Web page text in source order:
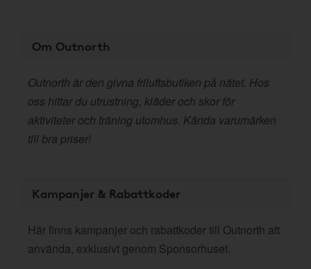
Om Outnorth
Outnorth är den givna friluftsbutiken på nätet. Hos
oss hittar du utrustning, kläder och skor för
aktiviteter och träning utomhus. Kända varumärken
till bra priser!
Kampanjer & Rabattkoder
Här finns kampanjer och rabattkoder till Outnorth att
använda, exklusivt genom Sponsorhuset.